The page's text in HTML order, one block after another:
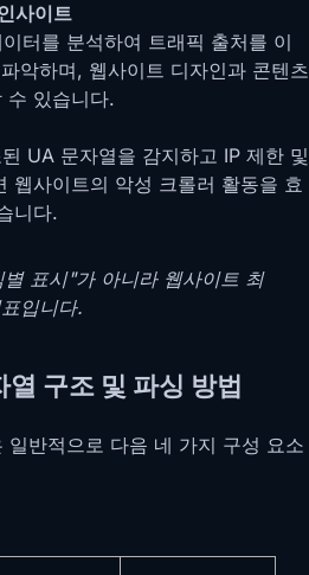
사이트
터를 분석하여 트래픽 출처를 이
악하며, 웹사이트 디자인과 콘텐츠
수 있습니다.
UA 문자열을 감지하고 IP 제한 및
웹사이트의 악성 크롤러 활동을 효
니다.
표시"가 아니라 웹사이트 최
입니다.
구조 및 파싱 방법
반적으로 다음 네 가지 구성 요소